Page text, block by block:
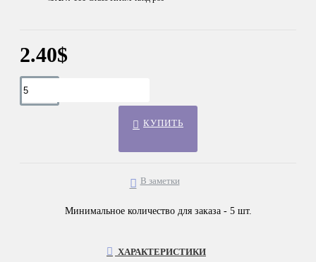
2.40$
КУПИТЬ
В заметки
Минимальное количество для заказа - 5 шт.
ХАРАКТЕРИСТИКИ